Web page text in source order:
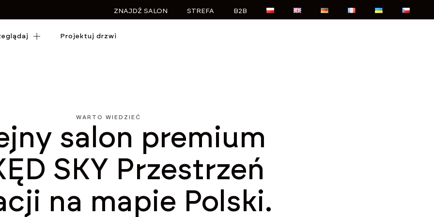
ZNAJDŹ SALON STREFA B2B
Projektuj drzwi
Projektuj drzwi
WARTO WIEDZIEĆ
salon premium
SKY Przestrzeń
na mapie Polski.